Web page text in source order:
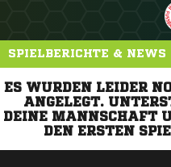
SPIELBERICHTE & NEWS
ES WURDEN LEIDER
ANGELEGT.
DEINE MANNSCHAFT
DEN ERSTEN